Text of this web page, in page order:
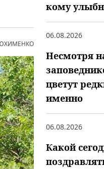
кому
06.08.2026
Несмотря
цветут
именно
06.08.2026
Какой